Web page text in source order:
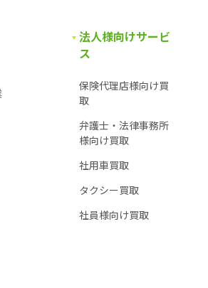
法人様向けサービ
ス
保険代理店様向け買
取
弁護士・法律事務所
様向け買取
社用車買取
タクシー買取
社員様向け買取